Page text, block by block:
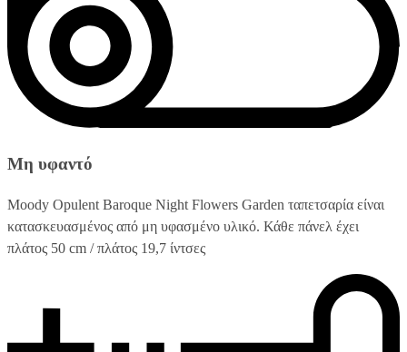
Μη υφαντό
Moody Opulent Baroque Night Flowers Garden ταπετσαρία είναι
κατασκευασμένος από μη υφασμένο υλικό. Κάθε πάνελ έχει
πλάτος 50 cm / πλάτος 19,7 ίντσες